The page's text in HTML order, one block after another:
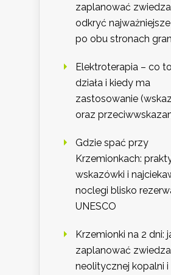
zaplanować
odkryć
po obu stronach
Elektroterapia – co
działa i kiedy ma
zastosowanie
oraz
Gdzie spać przy
Krzemionkach:
wskazówki i
noclegi blisko
UNESCO
Krzemionki na 2 dni:
zaplanować
neolitycznej kopalni i